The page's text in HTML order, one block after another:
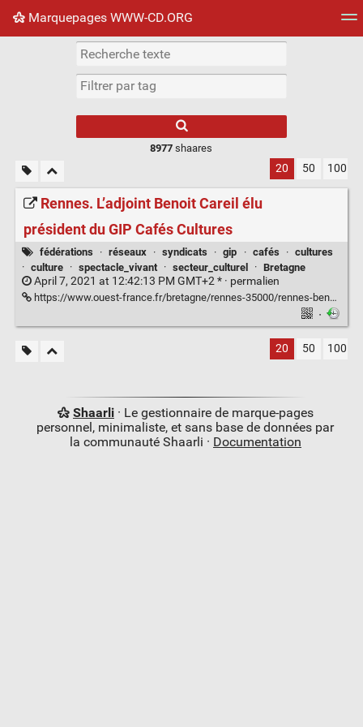
Marquepages WWW-CD.ORG
Nuage de tags Mur d'images
8977 shaares
20 50 100
Rennes. L’adjoint Benoit Careil élu
président du GIP Cafés Cultures
fédérations · réseaux · syndicats · gip · cafés · cultures
· culture · spectacle_vivant · secteur_culturel · Bretagne
April 7, 2021 at 12:42:13 PM GMT+2 * · permalien
https://www.ouest-france.fr/bretagne/rennes-35000/rennes-benoit-careil-elu-president-du-gip-cafes-cultures-3b61175e-9787-11eb-88fe-d7588d2aa6f7
·
20 50 100
Shaarli· Le gestionnaire de marque-pages
personnel, minimaliste, et sans base de données par
la communauté Shaarli · Documentation